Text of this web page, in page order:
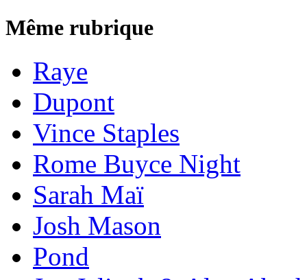
Même rubrique
Raye
Dupont
Vince Staples
Rome Buyce Night
Sarah Maï
Josh Mason
Pond